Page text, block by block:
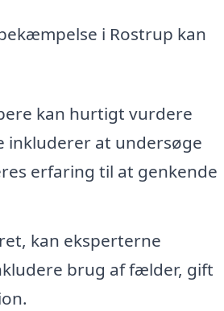
i Rostrup kan
kan hurtigt vurdere
at undersøge
erfaring til at genkende
kan eksperterne
brug af fælder, gift